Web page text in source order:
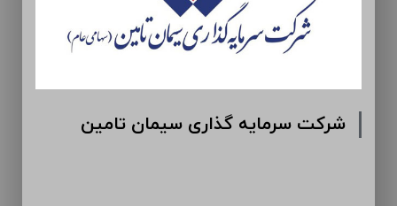
شرکت سرمایه گذاری سیمان تامین